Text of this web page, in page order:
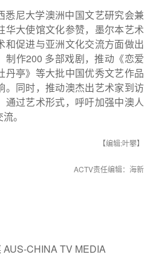
悉尼大学澳洲中国文艺研究会兼
华大使馆文化参赞，墨尔本艺术
和促进与亚洲文化交流方面做出
制作200 多部戏剧，推动《恋爱
丹亭》等大批中国优秀文艺作品
。同时，推动澳杰出艺术家到访
通过艺术形式，呼吁加强中澳人
。
【编辑:叶攀】
ACTV责任编辑：海新
CHINA TV MEDIA